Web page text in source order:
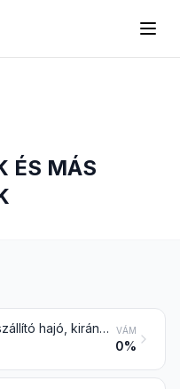
ÉS MÁS
Tengeri személyszállító hajó, kirándulóhajó, komphajó, teherszállító hajó, bárka és személy- vagy áruszállításra alkalmas hasonló vízi jármű VÁM
0%